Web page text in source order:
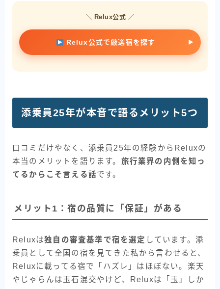
＼ Relux公式 ／
Relux公式で厳選宿を探す
添乗員25年が本音で語るメリット5つ
口コミだけやなく、添乗員25年の経験からReluxの
本当のメリットを語ります。 旅行業界の内側を知っ
てるからこそ言える話です。
メリット1：宿の品質に「保証」がある
Reluxは独自の審査基準で宿を選定 しています。添
乗員として全国の宿を見てきた私から言わせると、
Reluxに載ってる宿で「ハズレ」はほぼない。楽天
やじゃらんは玉石混交やけど、Reluxは「玉」しか